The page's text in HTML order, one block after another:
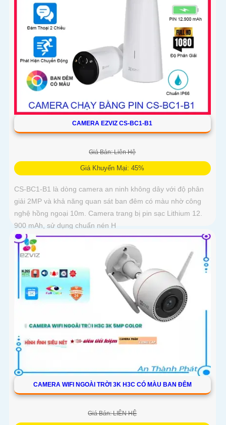
CAMERA EZVIZ CS-BC1-B1
Giá Bán: Liên Hệ
Giá Khuyến Mại: 45%
CS-BC1-B1 là dòng camera an ninh không dây với độ phân
giải 2MP và khả năng quan sát ban đêm có màu nhờ công
nghệ hồng ngoại 10m. Camera trang bị pin sạc Lithium 12.
900 mAh, sử dụng chuẩn nén H
CAMERA WIFI NGOÀI TRỜI 3K H3C CÓ MÀU BAN ĐÊM
Giá Bán: LIÊN HỆ